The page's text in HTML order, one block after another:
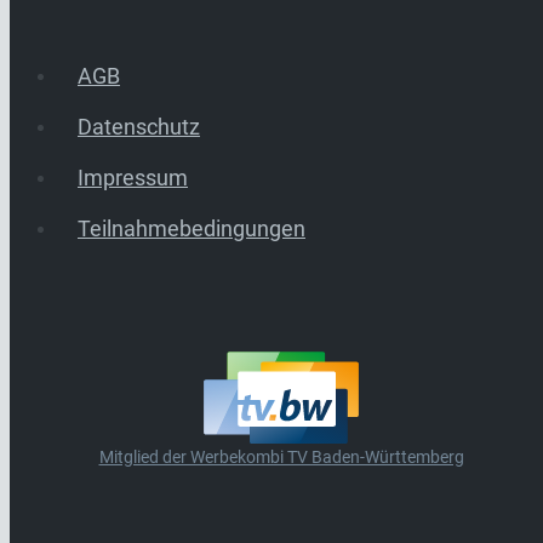
AGB
Datenschutz
Impressum
Teilnahmebedingungen
Mitglied der Werbekombi TV Baden-Württemberg